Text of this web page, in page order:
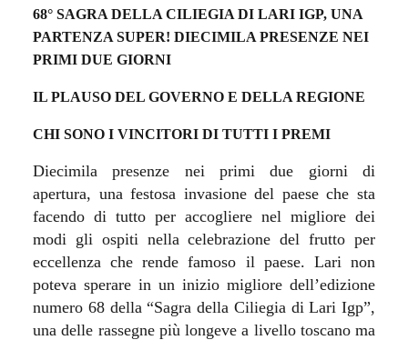
68° SAGRA DELLA CILIEGIA DI LARI IGP, UNA
PARTENZA SUPER! DIECIMILA PRESENZE NEI
PRIMI DUE GIORNI
IL PLAUSO DEL GOVERNO E DELLA REGIONE
CHI SONO I VINCITORI DI TUTTI I PREMI
Diecimila presenze nei primi due giorni di
apertura, una festosa invasione del paese che sta
facendo di tutto per accogliere nel migliore dei
modi gli ospiti nella celebrazione del frutto per
eccellenza che rende famoso il paese. Lari non
poteva sperare in un inizio migliore dell’edizione
numero 68 della “Sagra della Ciliegia di Lari Igp”,
una delle rassegne più longeve a livello toscano ma